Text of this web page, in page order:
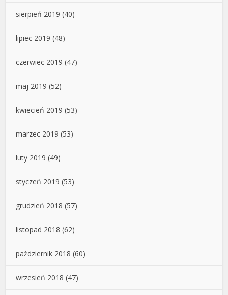
sierpień 2019 (40)
lipiec 2019 (48)
czerwiec 2019 (47)
maj 2019 (52)
kwiecień 2019 (53)
marzec 2019 (53)
luty 2019 (49)
styczeń 2019 (53)
grudzień 2018 (57)
listopad 2018 (62)
październik 2018 (60)
wrzesień 2018 (47)